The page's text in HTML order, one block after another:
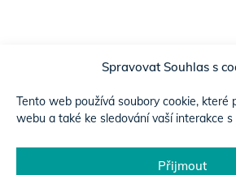
Spravovat Souhlas s
Tento web používá soubory cookie, které
webu a také ke sledování vaší interakce
Přijmout